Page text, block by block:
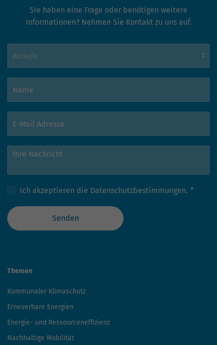
Sie haben eine Frage oder benötigen weitere
Informationen? Nehmen Sie Kontakt zu uns auf.
Ich akzeptieren die Datenschutzbestimmungen. *
Senden
Themen
Kommunaler Klimaschutz
Erneuerbare Energien
Energie- und Ressourceneffizienz
Nachhaltige Mobilität